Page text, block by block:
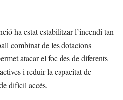
ha estat estabilitzar l’incendi tan
combinat de les dotacions
atacar el foc des de diferents
i reduir la capacitat de
difícil accés.